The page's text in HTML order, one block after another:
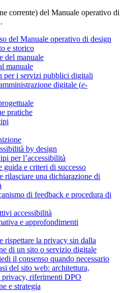
corrente) del Manuale operativo di
.
del Manuale operativo di design
e storico
del manuale
manuale
per i servizi pubblici digitali
digitale (e-
pratiche
by design
per l’accessibilità
guida e criteri di successo
rilasciare una dichiarazione di
di feedback e procedura di
accessibilità
e approfondimenti
rispettare la privacy sin dalla
di un sito o servizio digitale
il consenso quando necessario
del sito web: architettura,
riferimenti DPO
e strategia